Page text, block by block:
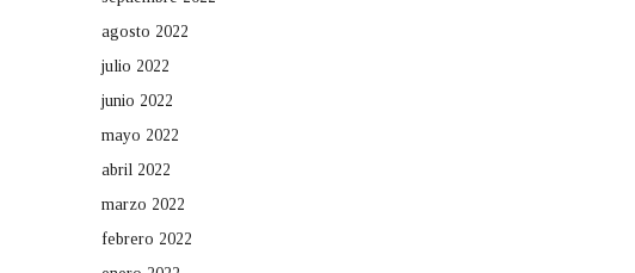
agosto 2022
julio 2022
junio 2022
mayo 2022
abril 2022
marzo 2022
febrero 2022